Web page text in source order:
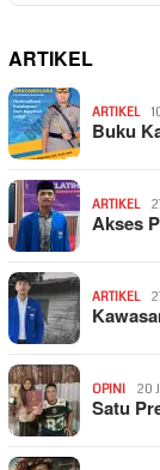
ARTIKEL
ARTIKEL
Buku
ARTIKEL
Akses
ARTIKEL
OPINI 20
Satu